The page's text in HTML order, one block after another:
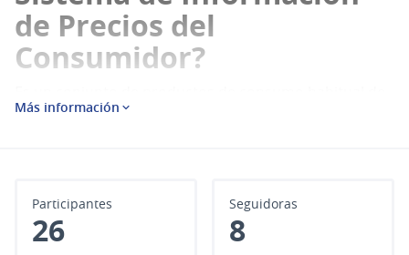
de Precios del
Consumidor?
los hogares para satisfacer sus necesidades en cuanto
llamamos familias. En cada una se incluyen los
productos y marcas más representativas.
Más información
Participantes
26
Seguidoras
8